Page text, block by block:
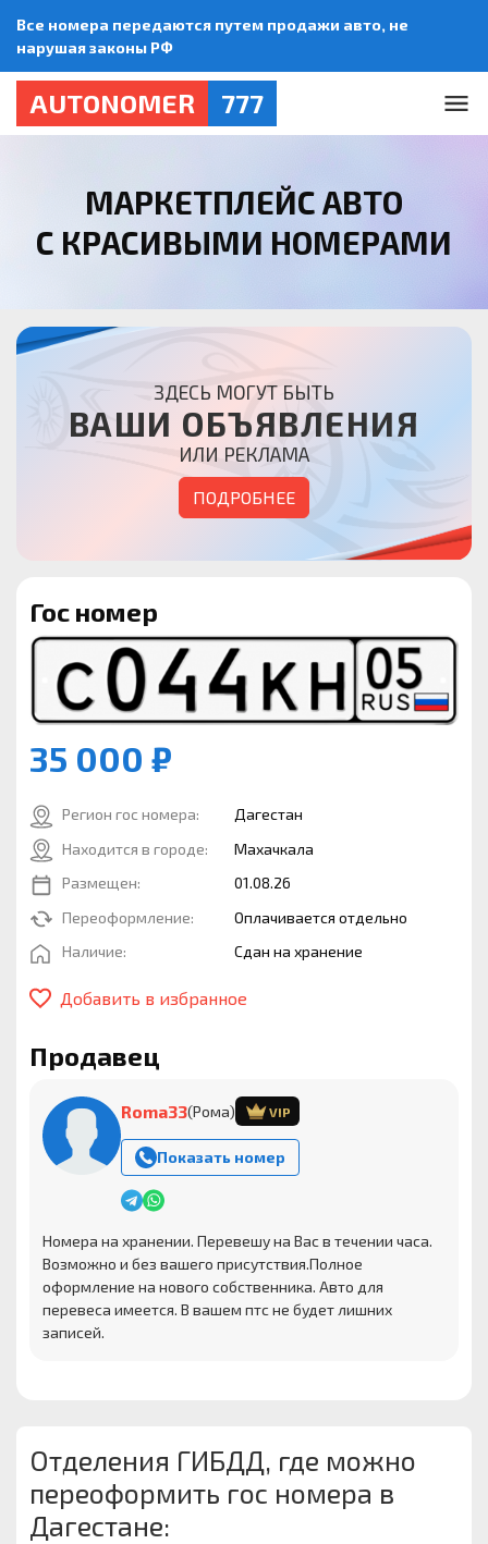
Все номера передаются путем продажи авто, не
нарушая законы РФ
AUTONOMER 777
МАРКЕТПЛЕЙС АВТО
С КРАСИВЫМИ НОМЕРАМИ
ЗДЕСЬ МОГУТ БЫТЬ
ВАШИ ОБЪЯВЛЕНИЯ
ИЛИ РЕКЛАМА
ПОДРОБНЕЕ
Гос номер
35 000 ₽
Регион гос номера:
Дагестан
Находится в городе:
Махачкала
Размещен:
01.08.26
Переоформление:
Оплачивается отдельно
Наличие:
Сдан на хранение
Добавить в избранное
Продавец
Roma33(Рома) VIP
Показать номер
Номера на хранении. Перевешу на Вас в течении часа.
Возможно и без вашего присутствия.Полное
оформление на нового собственника. Авто для
перевеса имеется. В вашем птс не будет лишних
записей.
Отделения ГИБДД, где можно
переоформить гос номера в
Дагестане: